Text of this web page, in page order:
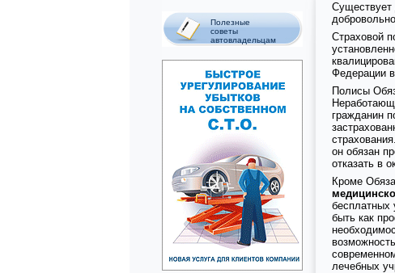
Полезные
советы
автовладельцам
Существует
Страховой
Федерации
Полисы
гражданин
он обязан
отказать в
Кроме
бесплатных
быть как
лечебных